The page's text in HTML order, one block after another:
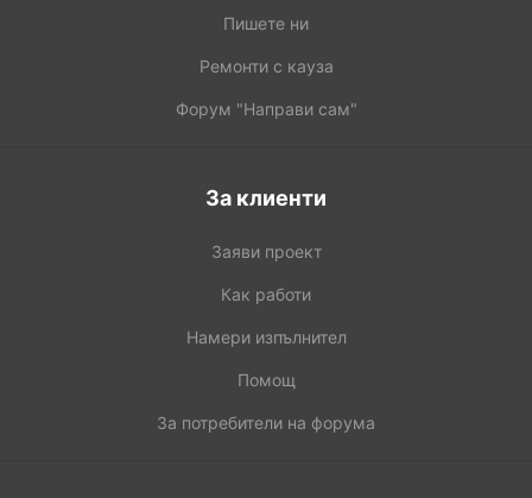
Пишете ни
Ремонти с кауза
Форум "Направи сам"
За клиенти
Заяви проект
Как работи
Намери изпълнител
Помощ
За потребители на форума